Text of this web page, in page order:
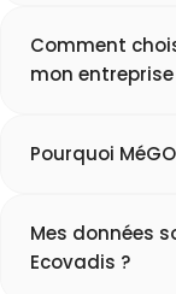
Comment
mon entreprise
Pourquoi
Mes données
Ecovadis ?